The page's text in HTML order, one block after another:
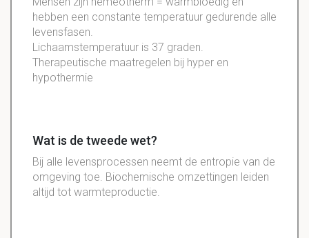
hebben een constante temperatuur gedurende alle
levensfasen.
Lichaamstemperatuur is 37 graden.
Therapeutische maatregelen bij hyper en
hypothermie
Wat is de tweede wet?
Bij alle levensprocessen neemt de entropie van de
omgeving toe. Biochemische omzettingen leiden
altijd tot warmteproductie.